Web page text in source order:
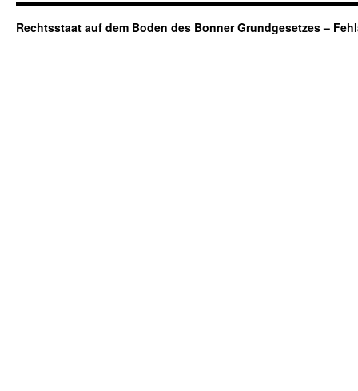
Rechtsstaat auf dem Boden des Bonner Grundgesetzes –